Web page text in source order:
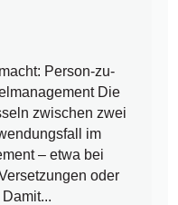
Person-zu-
Die
zwischen zwei
im
– etwa bei
oder